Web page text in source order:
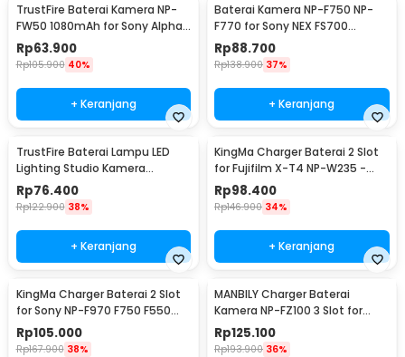
TrustFire Baterai Kamera NP-
FW50 1080mAh for Sony Alpha
a6500 a6300
Rp63.900
Rp105.900 40%
+ Keranjang
Baterai Kamera NP-F750 NP-
F770 for Sony NEX FS700
4400mAh
Rp88.700
Rp138.900 37%
+ Keranjang
TrustFire Baterai Lampu LED
Lighting Studio Kamera
6600mAh 7.4V - NP-F960 / NP-
F970
Rp76.400
Rp122.900 38%
+ Keranjang
KingMa Charger Baterai 2 Slot
for Fujifilm X-T4 NP-W235 -
BM058-W235
Rp98.400
Rp146.900 34%
+ Keranjang
KingMa Charger Baterai 2 Slot
for Sony NP-F970 F750 F550
FM500H FM50 - BM058-F550
Rp105.000
Rp167.900 38%
MANBILY Charger Baterai
Kamera NP-FZ100 3 Slot for
Sony ILCE-9 A7M3 - TT-NP-
FZ100
Rp125.100
Rp193.900 36%